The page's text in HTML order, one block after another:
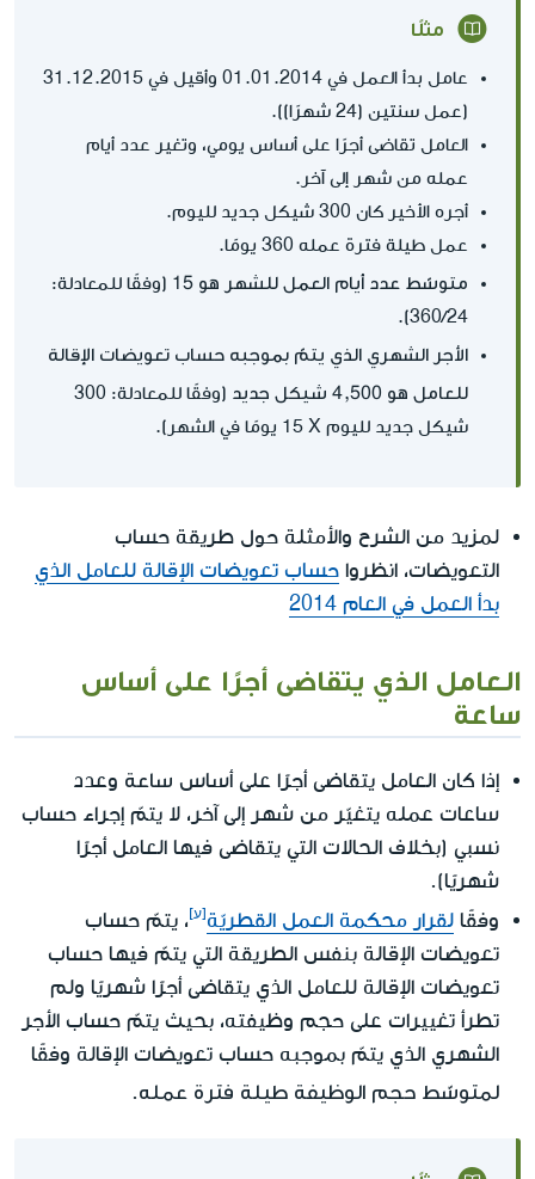
مثلًا
عامل بدأ العمل في 01.01.2014 وأقيل في 31.12.2015
(عمل سنتين (24 شهرًا)).
العامل تقاضى أجرًا على أساس يومي، وتغير عدد أيام
عمله من شهر إلى آخر.
أجره الأخير كان 300 شيكل جديد لليوم.
عمل طيلة فترة عمله 360 يومًا.
متوسّط عدد أيام العمل للشهر هو 15
(وفقًا للمعادلة:
360/24).
الأجر الشهري الذي يتمّ بموجبه حساب تعويضات الإقالة
للعامل هو 4,500 شيكل جديد
(وفقًا للمعادلة: 300
شيكل جديد لليوم X‏ 15 يومًا في الشهر).
لمزيد من الشرح والأمثلة حول طريقة حساب
التعويضات، انظروا حساب تعويضات الإقالة للعامل الذي
بدأ العمل في العام 2014
العامل الذي يتقاضى أجرًا على أساس
ساعة
إذا كان العامل يتقاضى أجرًا على أساس ساعة وعدد
ساعات عمله يتغيّر من شهر إلى آخر، لا يتمّ إجراء حساب
نسبي (بخلاف الحالات التي يتقاضى فيها العامل أجرًا
شهريًا).
وفقًا لقرار محكمة العمل القطريّة
، يتمّ حساب
تعويضات الإقالة بنفس الطريقة التي يتمّ فيها حساب
تعويضات الإقالة للعامل الذي يتقاضى أجرًا شهريًا ولم
تطرأ تغييرات على حجم وظيفته، بحيث يتمّ حساب الأجر
الشهري الذي يتمّ بموجبه حساب تعويضات الإقالة وفقًا
لمتوسّط حجم الوظيفة طيلة فترة عمله.